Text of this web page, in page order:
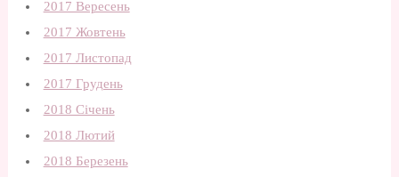
2017 Вересень
2017 Жовтень
2017 Листопад
2017 Грудень
2018 Січень
2018 Лютий
2018 Березень